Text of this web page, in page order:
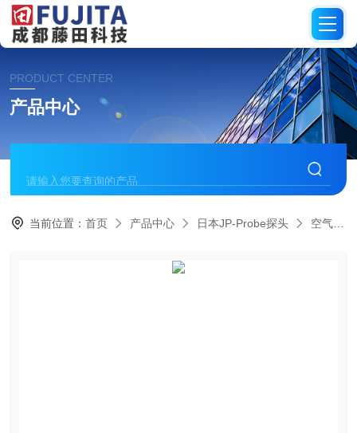
PRODUCT CENTER
产品中心
当前位置：首页 产品中心 日本JP-Probe探头 空气耦合探头